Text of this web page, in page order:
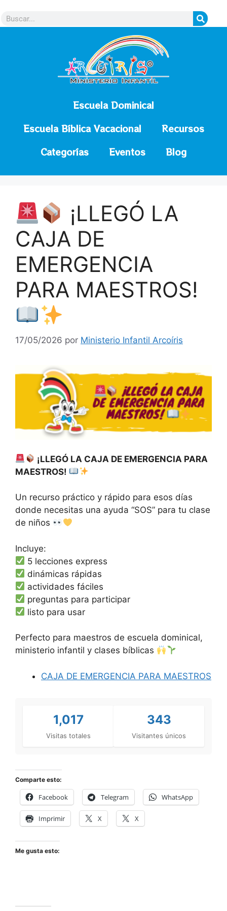
Escuela Dominical
Escuela Bíblica Vacacional
Recursos
Categorías
Eventos Blog
¡LLEGÓ LA
CAJA DE
EMERGENCIA
PARA MAESTROS!
17/05/2026 por Ministerio Infantil Arcoíris
¡LLEGÓ LA CAJA DE EMERGENCIA PARA
MAESTROS!
Un recurso práctico y rápido para esos días
donde necesitas una ayuda “SOS” para tu clase
de niños
Incluye:
5 lecciones express
dinámicas rápidas
actividades fáciles
preguntas para participar
listo para usar
Perfecto para maestros de escuela dominical,
ministerio infantil y clases bíblicas
CAJA DE EMERGENCIA PARA MAESTROS
1,017
Visitas totales
343
Visitantes únicos
Comparte esto:
Facebook Telegram WhatsApp
Imprimir X X
Me gusta esto: